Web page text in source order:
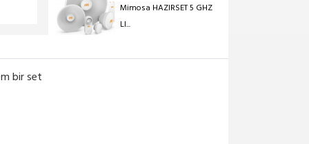
Mimosa HAZIRSET 5 GHZ
LI...
bir set